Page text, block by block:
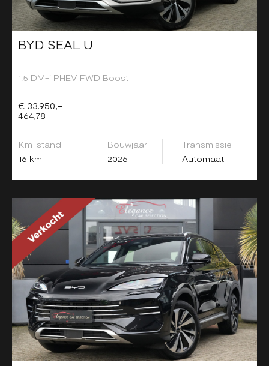
BYD SEAL U
1.5 DM-i PHEV FWD Boost
€ 33.950,-
464,78
Km-stand
16 km
Bouwjaar
2026
Transmissie
Automaat